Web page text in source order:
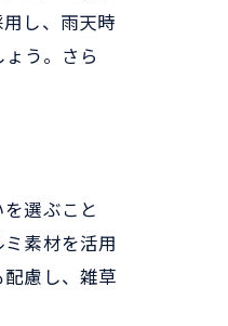
し、雨天時
う。さら
選ぶこと
素材を活用
慮し、雑草